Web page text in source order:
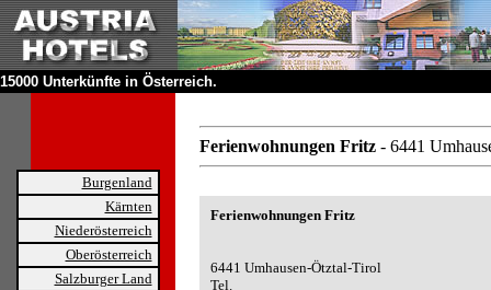
15000 Unterkünfte in Österreich.
Burgenland
Kärnten
Niederösterreich
Oberösterreich
Salzburger Land
Ferienwohnungen Fritz - 6441
Ferienwohnungen Fritz
6441 Umhausen-Ötztal-Tirol
Tel.